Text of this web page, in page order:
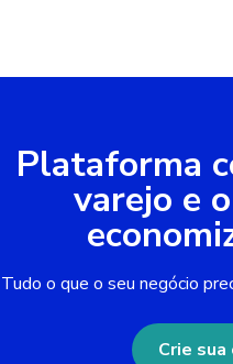
Plataforma
varejo e
Tudo o que o seu negócio
Crie